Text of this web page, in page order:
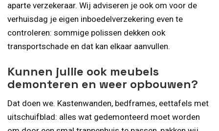
aparte verzekeraar. Wij adviseren je ook om voor de
verhuisdag je eigen inboedelverzekering even te
controleren: sommige polissen dekken ook
transportschade en dat kan elkaar aanvullen.
Kunnen jullie ook meubels
demonteren en weer opbouwen?
Dat doen we. Kastenwanden, bedframes, eettafels met
uitschuifblad: alles wat gedemonteerd moet worden